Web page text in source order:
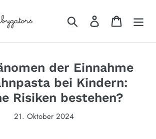
Suchen Einloggen
der Einnahme
bei Kindern:
Risiken bestehen?
21. Oktober 2024